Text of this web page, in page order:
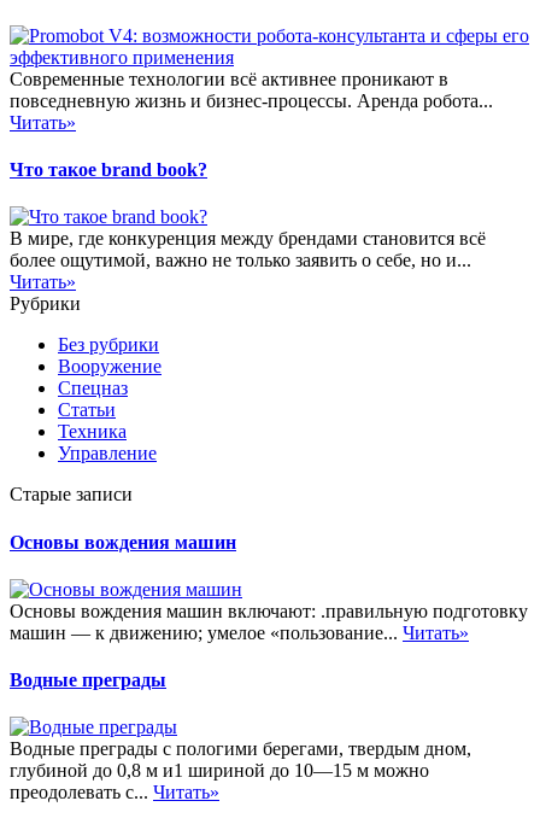
Современные технологии всё активнее проникают в
повседневную жизнь и бизнес-процессы. Аренда робота...
Читать»
Что такое brand book?
В мире, где конкуренция между брендами становится всё
более ощутимой, важно не только заявить о себе, но и...
Читать»
Рубрики
Без рубрики
Вооружение
Спецназ
Статьи
Техника
Управление
Старые записи
Основы вождения машин
Основы вождения машин включают: .правильную подготовку
машин — к движению; умелое «пользование... Читать»
Водные преграды
Водные преграды с пологими берегами, твердым дном,
глубиной до 0,8 м и1 шириной до 10—15 м можно
преодолевать с... Читать»